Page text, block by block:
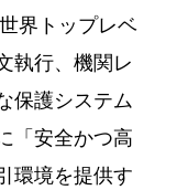
界トップレベ
執行、機関レ
保護システム
「安全かつ高
環境を提供す